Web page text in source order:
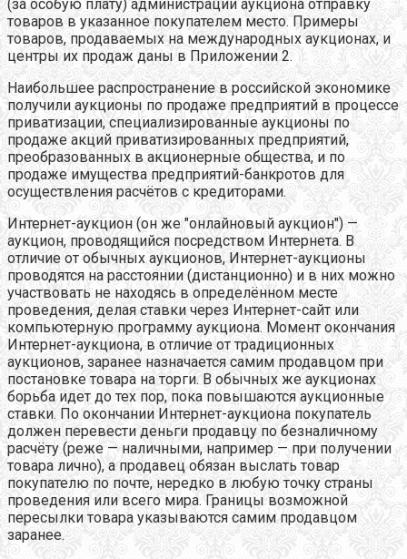
(за особую плату) администрации аукциона отправку
товаров в указанное покупателем место. Примеры
товаров, продаваемых на международных аукционах, и
центры их продаж даны в Приложении 2.
Наибольшее распространение в российской экономике
получили аукционы по продаже предприятий в процессе
приватизации, специализированные аукционы по
продаже акций приватизированных предприятий,
преобразованных в акционерные общества, и по
продаже имущества предприятий-банкротов для
осуществления расчётов с кредиторами.
Интернет-аукцион (он же "онлайновый аукцион") —
аукцион, проводящийся посредством Интернета. В
отличие от обычных аукционов, Интернет-аукционы
проводятся на расстоянии (дистанционно) и в них можно
участвовать не находясь в определённом месте
проведения, делая ставки через Интернет-сайт или
компьютерную программу аукциона. Момент окончания
Интернет-аукциона, в отличие от традиционных
аукционов, заранее назначается самим продавцом при
постановке товара на торги. В обычных же аукционах
борьба идет до тех пор, пока повышаются аукционные
ставки. По окончании Интернет-аукциона покупатель
должен перевести деньги продавцу по безналичному
расчёту (реже — наличными, например — при получении
товара лично), а продавец обязан выслать товар
покупателю по почте, нередко в любую точку страны
проведения или всего мира. Границы возможной
пересылки товара указываются самим продавцом
заранее.